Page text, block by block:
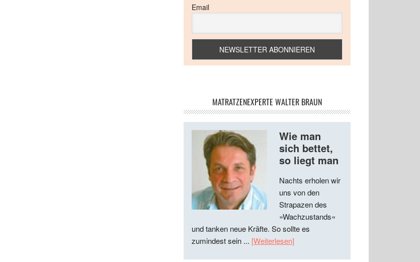
Email
MATRATZENEXPERTE WALTER BRAUN
Wie man
sich bettet,
so liegt man
Nachts erholen wir
uns von den
Strapazen des
»Wachzustands«
und tanken neue Kräfte. So sollte es
zumindest sein ... [Weiterlesen]